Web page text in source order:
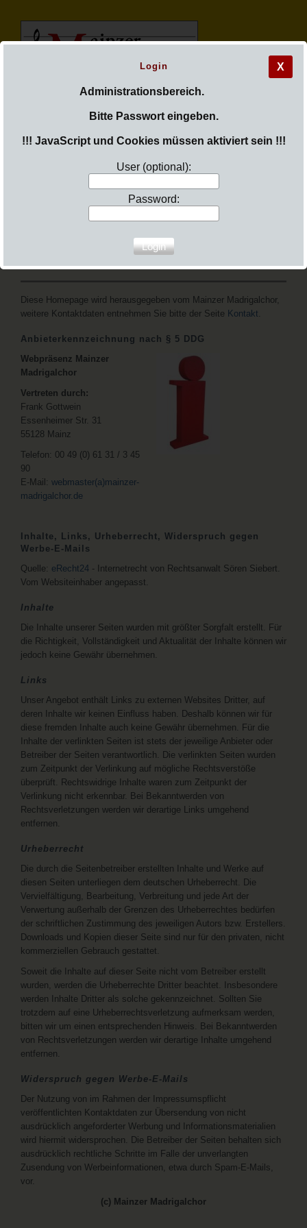
Mainzer
Madrigalchor
X
Login
Administrationsbereich.
Bitte Passwort eingeben.
!!! JavaScript und Cookies müssen aktiviert sein !!!
User (optional):
Password:
Diese Homepage wird herausgegeben vom Mainzer Madrigalchor,
weitere Kontaktdaten entnehmen Sie bitte der Seite Kontakt.
Anbieterkennzeichnung nach § 5 DDG
Webpräsenz Mainzer
Madrigalchor
Vertreten durch:
Frank Gottwein
Essenheimer Str. 31
55128 Mainz
Telefon: 00 49 (0) 61 31 / 3 45
90
E-Mail: webmaster(a)mainzer-
madrigalchor.de
Inhalte, Links, Urheberrecht, Widerspruch gegen
Werbe-E-Mails
Quelle: eRecht24 - Internetrecht von Rechtsanwalt Sören Siebert.
Vom Websiteinhaber angepasst.
Inhalte
Die Inhalte unserer Seiten wurden mit größter Sorgfalt erstellt. Für
die Richtigkeit, Vollständigkeit und Aktualität der Inhalte können wir
jedoch keine Gewähr übernehmen.
Links
Unser Angebot enthält Links zu externen Websites Dritter, auf
deren Inhalte wir keinen Einfluss haben. Deshalb können wir für
diese fremden Inhalte auch keine Gewähr übernehmen. Für die
Inhalte der verlinkten Seiten ist stets der jeweilige Anbieter oder
Betreiber der Seiten verantwortlich. Die verlinkten Seiten wurden
zum Zeitpunkt der Verlinkung auf mögliche Rechtsverstöße
überprüft. Rechtswidrige Inhalte waren zum Zeitpunkt der
Verlinkung nicht erkennbar. Bei Bekanntwerden von
Rechtsverletzungen werden wir derartige Links umgehend
entfernen.
Urheberrecht
Die durch die Seitenbetreiber erstellten Inhalte und Werke auf
diesen Seiten unterliegen dem deutschen Urheberrecht. Die
Vervielfältigung, Bearbeitung, Verbreitung und jede Art der
Verwertung außerhalb der Grenzen des Urheberrechtes bedürfen
der schriftlichen Zustimmung des jeweiligen Autors bzw. Erstellers.
Downloads und Kopien dieser Seite sind nur für den privaten, nicht
kommerziellen Gebrauch gestattet.
Soweit die Inhalte auf dieser Seite nicht vom Betreiber erstellt
wurden, werden die Urheberrechte Dritter beachtet. Insbesondere
werden Inhalte Dritter als solche gekennzeichnet. Sollten Sie
trotzdem auf eine Urheberrechtsverletzung aufmerksam werden,
bitten wir um einen entsprechenden Hinweis. Bei Bekanntwerden
von Rechtsverletzungen werden wir derartige Inhalte umgehend
entfernen.
Widerspruch gegen Werbe-E-Mails
Der Nutzung von im Rahmen der Impressumspflicht
veröffentlichten Kontaktdaten zur Übersendung von nicht
ausdrücklich angeforderter Werbung und Informationsmaterialien
wird hiermit widersprochen. Die Betreiber der Seiten behalten sich
ausdrücklich rechtliche Schritte im Falle der unverlangten
Zusendung von Werbeinformationen, etwa durch Spam-E-Mails,
vor.
(c) Mainzer Madrigalchor